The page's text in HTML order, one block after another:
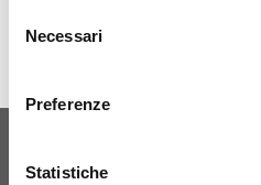
delNecessari
Preferenze
Statistiche